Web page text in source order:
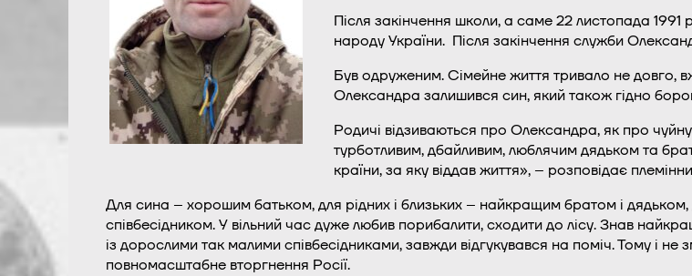
Після закінчення школи, а саме 22 листопада 1991
народу України. Після закінчення служби
Був одруженим. Сімейне життя тривало не довго,
Олександра залишився син, який також гідно
Родичі відзиваються про Олександра, як про
турботливим, дбайливим, люблячим дядьком та
країни, за яку віддав життя», – розповідає
Для сина – хорошим батьком, для рідних і близьких – найкращим братом і
співбесідником. У вільний час дуже любив порибалити, сходити до лісу. Знав
із дорослими так малими співбесідниками, завжди відгукувався на поміч. Тому і не
повномасштабне вторгнення Росії.